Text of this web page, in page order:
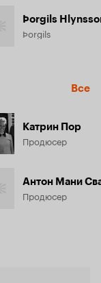
Þorgils
Þorgils
Все
Катрин Пор
Продюсер
Антон Мани
Продюсер